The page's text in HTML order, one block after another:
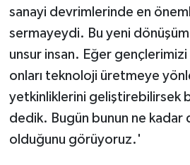
sanayi devrimlerinde en
sermayeydi. Bu yeni
unsur insan. Eğer
onları teknoloji üretmeye
yetkinliklerini geliştirebilirsek
dedik. Bugün bunun ne
olduğunu görüyoruz.'